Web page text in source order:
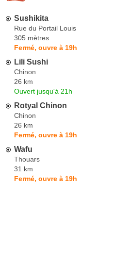
Sushikita
Rue du Portail Louis
305 mètres
Fermé, ouvre à 19h
Lili Sushi
Chinon
26 km
Ouvert jusqu'à 21h
Rotyal Chinon
Chinon
26 km
Fermé, ouvre à 19h
Wafu
Thouars
31 km
Fermé, ouvre à 19h